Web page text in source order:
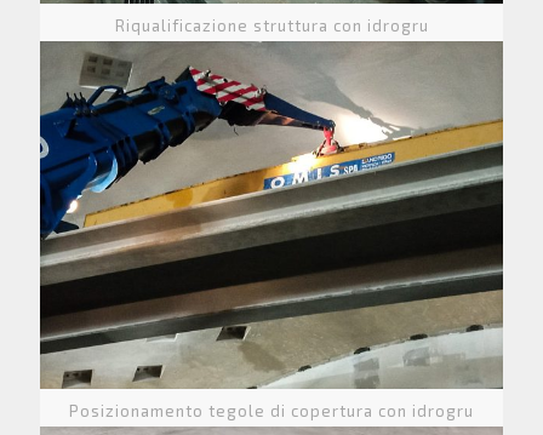
Riqualificazione struttura con idrogru
Posizionamento tegole di copertura con idrogru